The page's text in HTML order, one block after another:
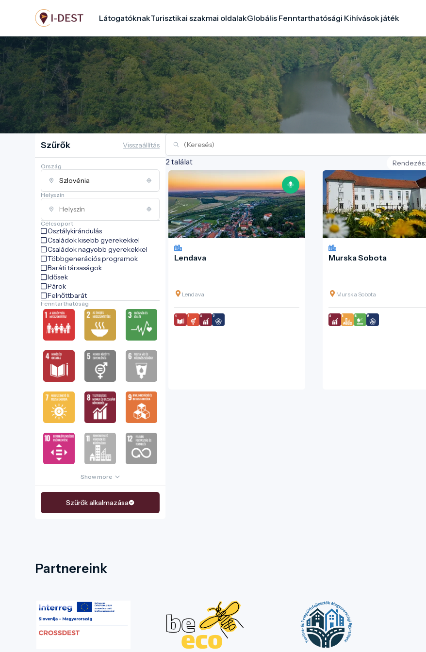
tartalomra
LátogatóknakTurisztikai szakmai oldalakGlobális Fenntarthatósági Kihívások játék
Szűrők Visszaállítás
Ország
Helyszín
Célcsoport
Osztálykirándulás
Családok kisebb gyerekekkel
Családok nagyobb gyerekekkel
Többgenerációs programok
Baráti társaságok
Idősek
Párok
Felnőttbarát
Fenntarthatóság
Show more
Szűrők alkalmazása
2 találat Rendezés:
Lendava
Lendava
Murska Sobota
Murska Sobota
Partnereink